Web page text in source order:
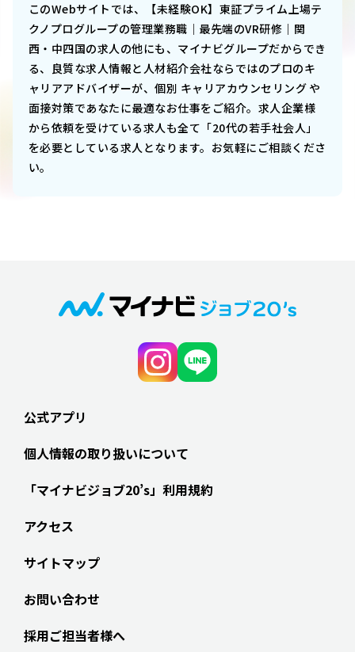
このWebサイトでは、
【未経験OK】東証プライム上場テ
クノプログループの管理業務職｜最先端のVR研修｜関
西・中四国の求人の他にも、マイナビグループだからでき
る、良質な求人情報と人材紹介会社ならではのプロのキ
ャリアアドバイザーが、個別 キャリアカウンセリング や
面接対策であなたに最適なお仕事をご紹介。求人企業様
から依頼を受けている求人も全て「20代の若手社会人」
を必要としている求人となります。お気軽にご相談くださ
い。
公式アプリ
個人情報の取り扱いについて
「マイナビジョブ20’s」利用規約
アクセス
サイトマップ
お問い合わせ
採用ご担当者様へ